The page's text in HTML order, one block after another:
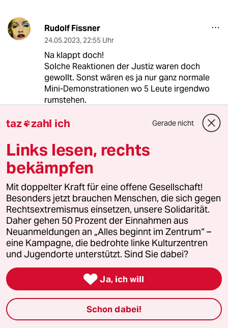
Rudolf Fissner
24.05.2023, 22:55 Uhr
Na klappt doch!
Solche Reaktionen der Justiz waren doch
gewollt. Sonst wären es ja nur ganz normale
Mini-Demonstrationen wo 5 Leute irgendwo
rumstehen.
Die Reaktion aus Bayern war das beste was der
LG passieren konnte. Weitere Wochen, die auf
können, ob es legal ist andere Menschen zu
nötigen.
Da gehen natürlich wieder die eigentlich
wichtigen Klimathemen unter aber es ist dafür
höchst moralisch und so richtig lecker
weltenrettend.👈
LO Land of plenty
24.05.2023,22:29 Uhr
Es gibt Solidarisierungen aus dem linken
Spektrum mit der LG/XR:
basisgruppe antifaschismus 24.5.23:
Nix da Razzia!
taz zahl ich Gerade nicht
Links lesen, rechts
bekämpfen
Mit doppelter Kraft für eine offene Gesellschaft!
Besonders jetzt brauchen Menschen, die sich gegen
Rechtsextremismus einsetzen, unsere Solidarität.
Daher gehen 50 Prozent der Einnahmen aus
Neuanmeldungen an „Alles beginnt im Zentrum“ –
eine Kampagne, die bedrohte linke Kulturzentren
und Jugendorte unterstützt. Sind Sie dabei?
 Ja, ich will
Schon dabei!